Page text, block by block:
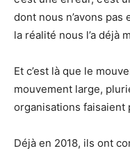
dont nous n’avons
la réalité nous l’a déjà
Et c’est là que le
mouvement large,
organisations faisaient
Déjà en 2018, ils ont